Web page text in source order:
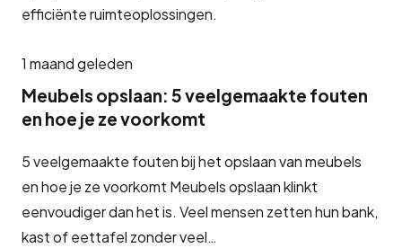
efficiënte ruimteoplossingen.
1 maand geleden
Meubels opslaan: 5 veelgemaakte fouten
en hoe je ze voorkomt
5 veelgemaakte fouten bij het opslaan van meubels
en hoe je ze voorkomt Meubels opslaan klinkt
eenvoudiger dan het is. Veel mensen zetten hun bank,
kast of eettafel zonder veel…